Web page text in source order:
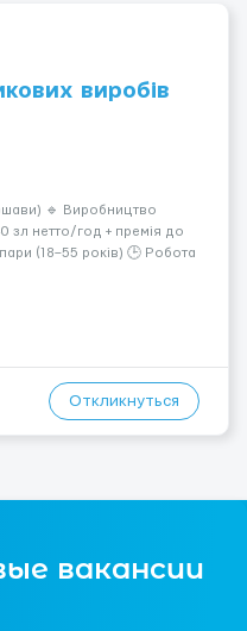
виробів
🔹 Виробництво
зл нетто/год + премія до
(18–55 років) 🕒 Робота
Откликнуться
вакансии